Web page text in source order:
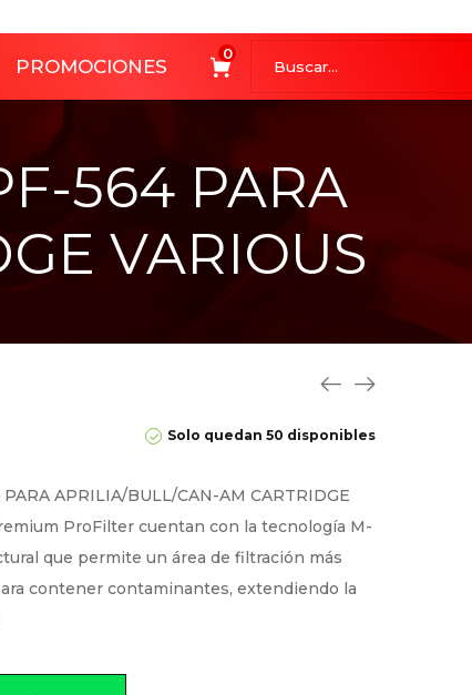
PROMOCIONES
0
564 PARA
VARIOUS
Solo quedan 50 disponibles
APRILIA/BULL/CAN-AM CARTRIDGE
ProFilter cuentan con la tecnología M-
que permite un área de filtración más
contener contaminantes, extendiendo la